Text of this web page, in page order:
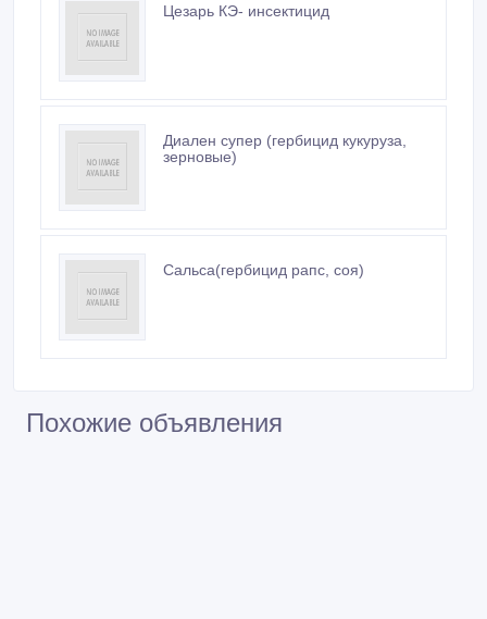
Цезарь КЭ- инсектицид
Диален супер (гербицид кукуруза,
зерновые)
Сальса(гербицид рапс, соя)
Похожие объявления